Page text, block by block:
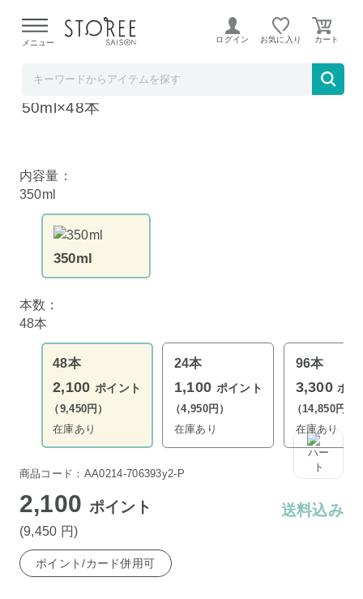
よる配送遅延が発生しております。
メニュー ログイン お気に入り
サントリー こだわり酒場 レモンサワー 7% 3
50ml×48本
内容量：
350ml
350ml
本数：
48本
48本
2,100 ポイント
（9,450円）
在庫あり
24本
1,100 ポイント
（4,950円）
在庫あり
96本
3,300ポイ
（14,850円）
在庫あり
商品コード：AA0214-706393y2-P
2,100 ポイント
(9,450 円)
送料込み
ポイント/カード併用可